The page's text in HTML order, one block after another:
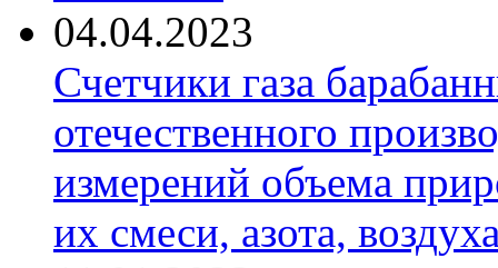
04.04.2023
Счетчики газа
отечественного
измерений объема
их смеси, азота,